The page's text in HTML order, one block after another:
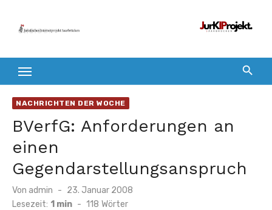
Inhalt
NACHRICHTEN DER WOCHE
BVerfG: Anforderungen an
einen
Gegendarstellungsanspruch
Von admin
Veröffentlicht
am
23. Januar 2008
Lesezeit: 1 min - 118 Wörter